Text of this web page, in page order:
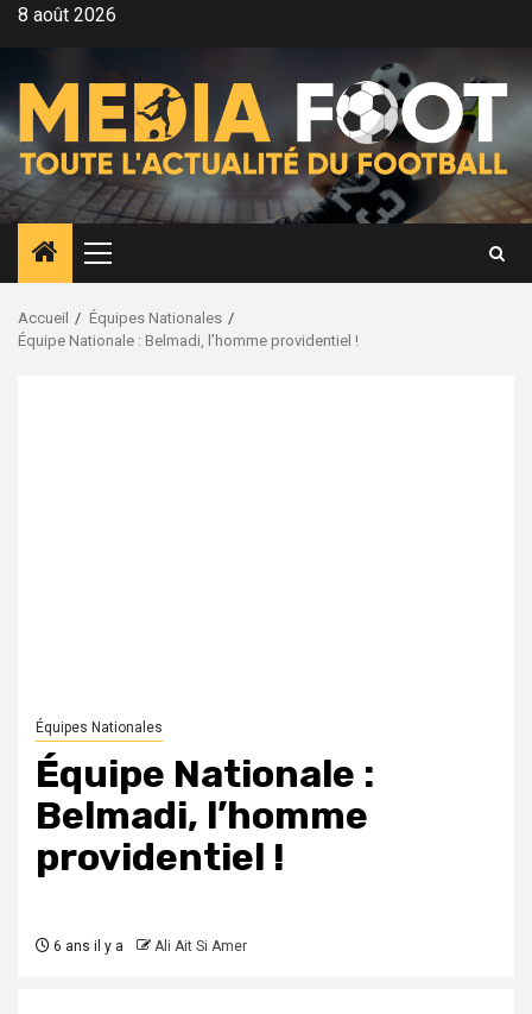
Aller8 août 2026
Menu
principal
Accueil
Équipes Nationales
Équipe Nationale : Belmadi, l’homme providentiel !
Équipes Nationales
Équipe Nationale :
Belmadi, l’homme
providentiel !
6 ans il y a Ali Ait Si Amer